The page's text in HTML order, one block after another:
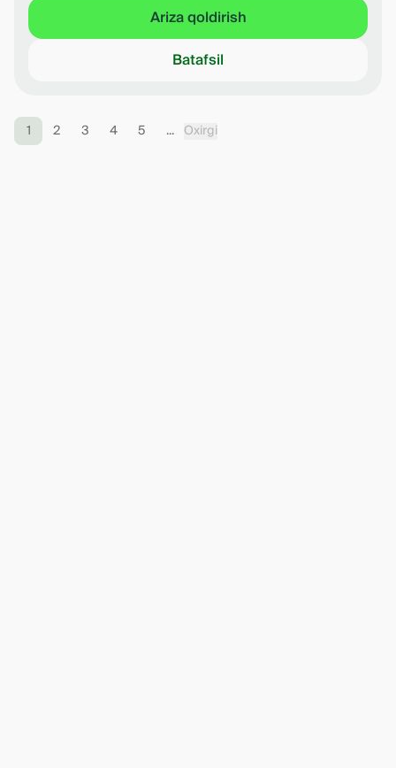
Ariza qoldirish
Batafsil
1 2 3 4 5 ... Oxirgi